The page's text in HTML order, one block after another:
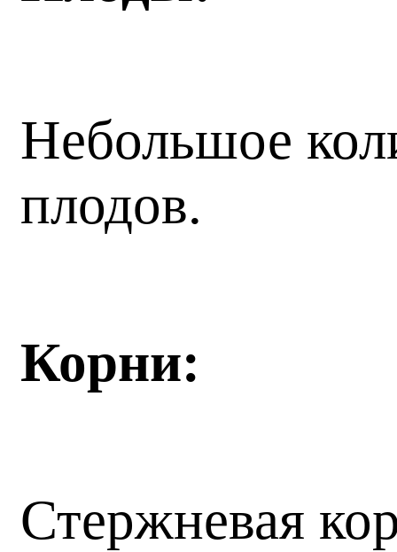
Небольшое
плодов.
Корни:
Стержневая